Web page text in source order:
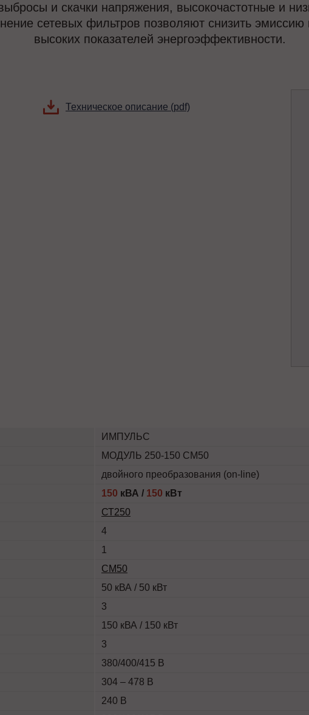
и скачки напряжения, высокочастотные и
сетевых фильтров позволяют снизить эмиссию
высоких показателей энергоэффективности.
Техническое описание (pdf)
ИМПУЛЬС
МОДУЛЬ 250-150 СМ50
двойного преобразования (on-line)
150 кВА / 150 кВт
СТ250
4
1
СМ50
50 кВА / 50 кВт
3
150 кВА / 150 кВт
3
380/400/415 В
304 – 478 В
240 В